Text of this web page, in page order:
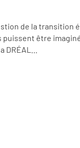
de la transition
être
DRÉAL…